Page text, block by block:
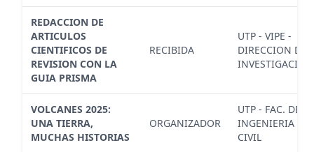
REDACCION DE
ARTICULOS
CIENTIFICOS DE
REVISION CON LA
GUIA PRISMA
RECIBIDA
UTP - VIPE -
DIRECCION DE
INVESTIGACION
VOLCANES 2025:
UNA TIERRA,
MUCHAS HISTORIAS
ORGANIZADOR
UTP - FAC. DE
INGENIERIA
CIVIL